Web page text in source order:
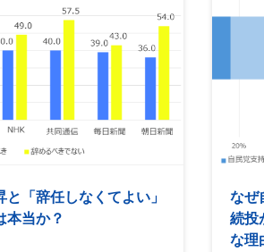
「辞任しなくてよい」
本当か？
なぜ
続投
な理